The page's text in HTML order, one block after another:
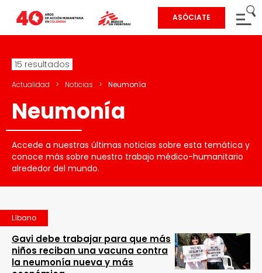
ASÓCIATE
15 resultados
Actualidad > Noticias > Neumonía
Neumonía
Accede a nuestras últimas noticias sobre esta temática y
conoce más sobre nuestro trabajo médico-humanitario
alrededor del mundo.
Líbano
Gavi debe trabajar para que más
niños reciban una vacuna contra
la neumonía nueva y más